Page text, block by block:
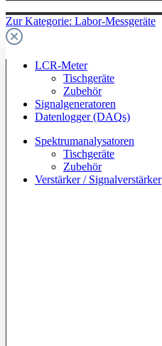
Zur Kategorie: Labor-Messgeräte
LCR-Meter
Tischgeräte
Zubehör
Signalgeneratoren
Datenlogger (DAQs)
Spektrumanalysatoren
Tischgeräte
Zubehör
Verstärker / Signalverstärker